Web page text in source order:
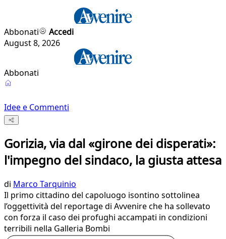
Abbonati
Accedi
August 8, 2026
Abbonati
Idee e Commenti
Gorizia, via dal «girone dei disperati»:
l'impegno del sindaco, la giusta attesa
di Marco Tarquinio
Il primo cittadino del capoluogo isontino sottolinea
l’oggettività del reportage di Avvenire che ha sollevato
con forza il caso dei profughi accampati in condizioni
terribili nella Galleria Bombi